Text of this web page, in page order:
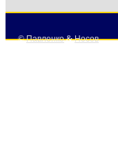
©Павленко&Носов